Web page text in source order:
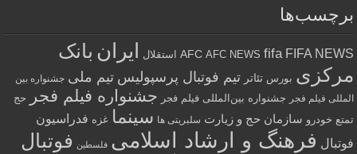
برچسب‌ها
AFC AFC NEWS fifa FIFA NEWS استقلال ایران بانک
مرکزی بورس تئاتر تیم فوتبال پرسپولیس تیم ملی جشنواره بین
المللی فیلم فجر
جشنواره بین‌المللی فیلم فجر جشنواره فیلم فجر
حج
تمتع خودرو سازمان حج و زیارت سلبریتی ها سینما غزه فدراسیون
فوتبال فرهنگ و ارشاد اسلامی فلسطین فوتبال